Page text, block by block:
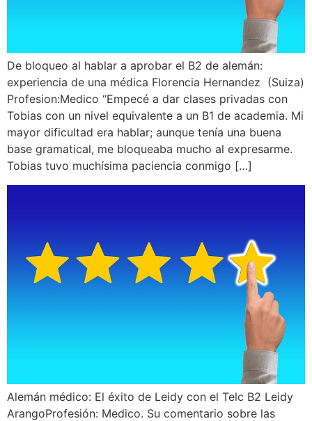
De bloqueo al hablar a aprobar el B2 de alemán:
experiencia de una médica Florencia Hernandez (Suiza)
Profesion:Medico “Empecé a dar clases privadas con
Tobias con un nivel equivalente a un B1 de academia. Mi
mayor dificultad era hablar; aunque tenía una buena
base gramatical, me bloqueaba mucho al expresarme.
Tobias tuvo muchísima paciencia conmigo […]
Alemán médico: El éxito de Leidy con el Telc B2 Leidy
ArangoProfesión: Medico. Su comentario sobre las